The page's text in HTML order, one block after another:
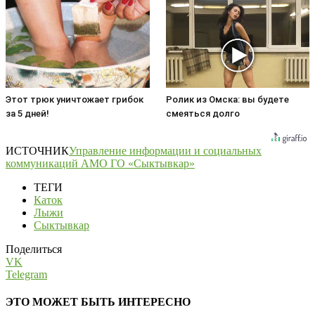
Этот трюк уничтожает грибок
за 5 дней!
Ролик из Омска: вы будете
смеяться долго
ИСТОЧНИКУправление информации и социальных
коммуникаций АМО ГО «Сыктывкар»
ТЕГИ
Каток
Лыжи
Сыктывкар
Поделиться
VK
Telegram
ЭТО МОЖЕТ БЫТЬ ИНТЕРЕСНО